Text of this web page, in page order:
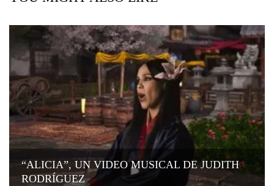
“ALICIA”, UN VIDEO MUSICAL DE JUDITH
RODRÍGUEZ